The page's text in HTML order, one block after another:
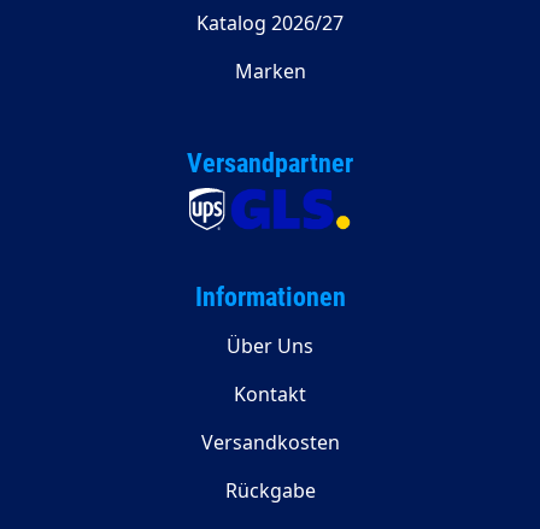
Katalog 2026/27
Marken
Versandpartner
Informationen
Über Uns
Kontakt
Versandkosten
Rückgabe